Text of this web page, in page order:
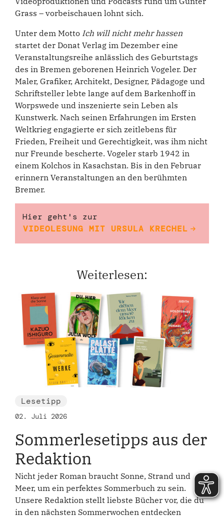
Grass – vorbeischauen lohnt sich.
Unter dem Motto Ich will nicht mehr hassen
startet der Donat Verlag im Dezember eine
Veranstaltungsreihe anlässlich des Geburtstags
des in Bremen geborenen Heinrich Vogeler. Der
Maler, Grafiker, Architekt, Designer, Pädagoge und
Schriftsteller lebte lange auf dem Barkenhoff in
Worpswede und inszenierte sein Leben als
Kunstwerk. Nach seinen Erfahrungen im Ersten
Weltkrieg engagierte er sich zeitlebens für
Frieden, Freiheit und Gerechtigkeit, was ihm nicht
nur Freunde bescherte. Vogeler starb 1942 in
einem Kolchos in Kasachstan. Bis in den Februar
erinnern Veranstaltungen an den berühmten
Bremer.
Hier geht's zur
VIDEOLESUNG MIT URSULA KRECHEL
Weiterlesen:
Lesetipp
02. Juli 2026
Sommerlesetipps aus der
Redaktion
Nicht jeder Roman braucht Sonne, Strand und
Meer, um ein perfektes Sommerbuch zu sein.
Unsere Redaktion stellt liebste Bücher vor, die du
in den nächsten Sommerwochen entdecken